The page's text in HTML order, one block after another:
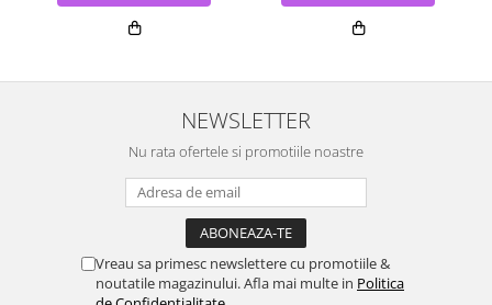
NEWSLETTER
Nu rata ofertele si promotiile noastre
Vreau sa primesc newslettere cu promotiile &
noutatile magazinului. Afla mai multe in Politica